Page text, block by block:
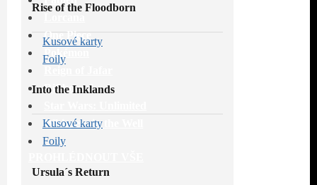
One Piece
Pokémon
Riftbound
Whispers in the Well
Rise of the Floodborn
Kusové karty
Foily
Into the Inklands
Kusové karty
Foily
Ursula´s Return